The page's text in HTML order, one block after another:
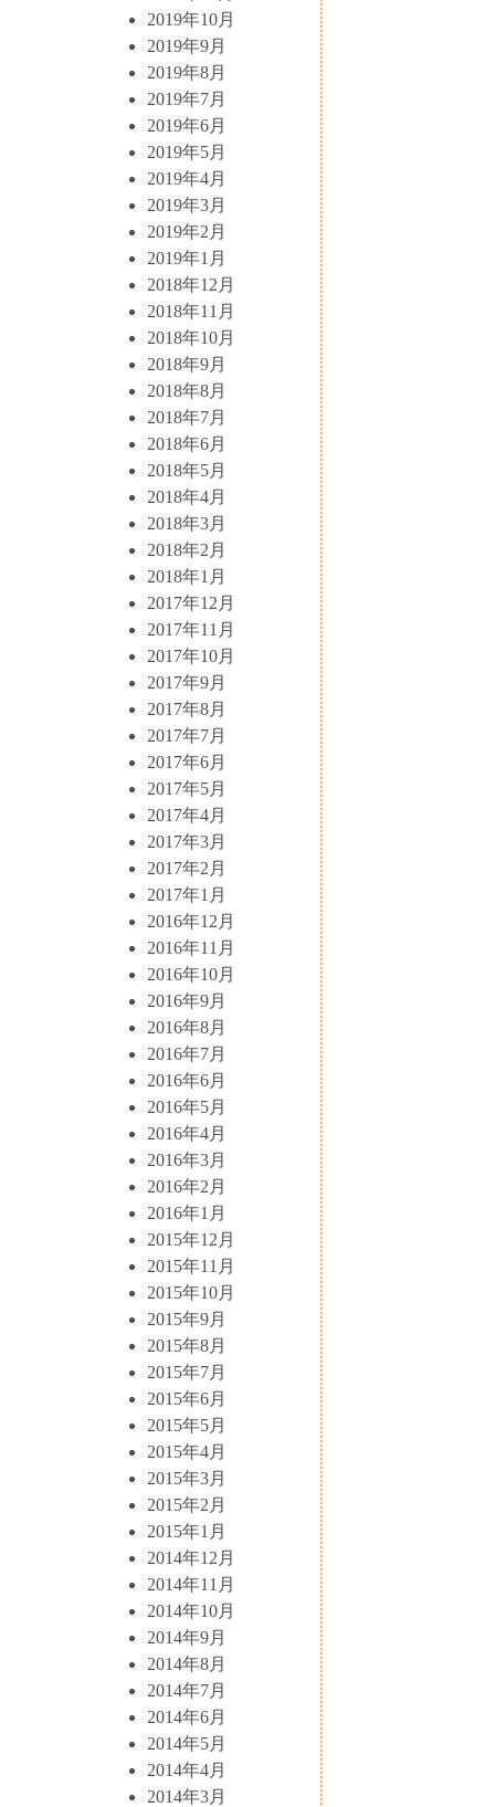
2019年10月
2019年9月
2019年8月
2019年7月
2019年6月
2019年5月
2019年4月
2019年3月
2019年2月
2019年1月
2018年12月
2018年11月
2018年10月
2018年9月
2018年8月
2018年7月
2018年6月
2018年5月
2018年4月
2018年3月
2018年2月
2018年1月
2017年12月
2017年11月
2017年10月
2017年9月
2017年8月
2017年7月
2017年6月
2017年5月
2017年4月
2017年3月
2017年2月
2017年1月
2016年12月
2016年11月
2016年10月
2016年9月
2016年8月
2016年7月
2016年6月
2016年5月
2016年4月
2016年3月
2016年2月
2016年1月
2015年12月
2015年11月
2015年10月
2015年9月
2015年8月
2015年7月
2015年6月
2015年5月
2015年4月
2015年3月
2015年2月
2015年1月
2014年12月
2014年11月
2014年10月
2014年9月
2014年8月
2014年7月
2014年6月
2014年5月
2014年4月
2014年3月